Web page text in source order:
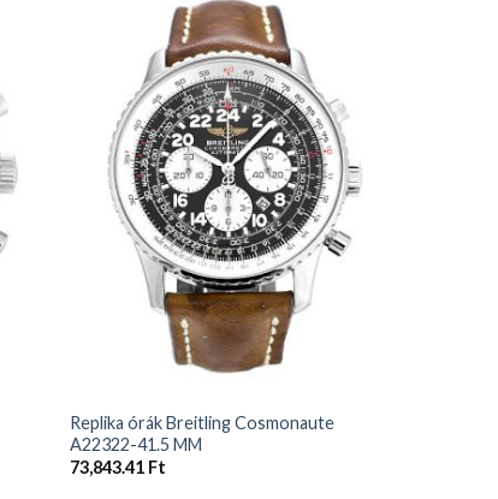
Replika órák Breitling Cosmonaute
A22322-41.5 MM
73,843.41 Ft